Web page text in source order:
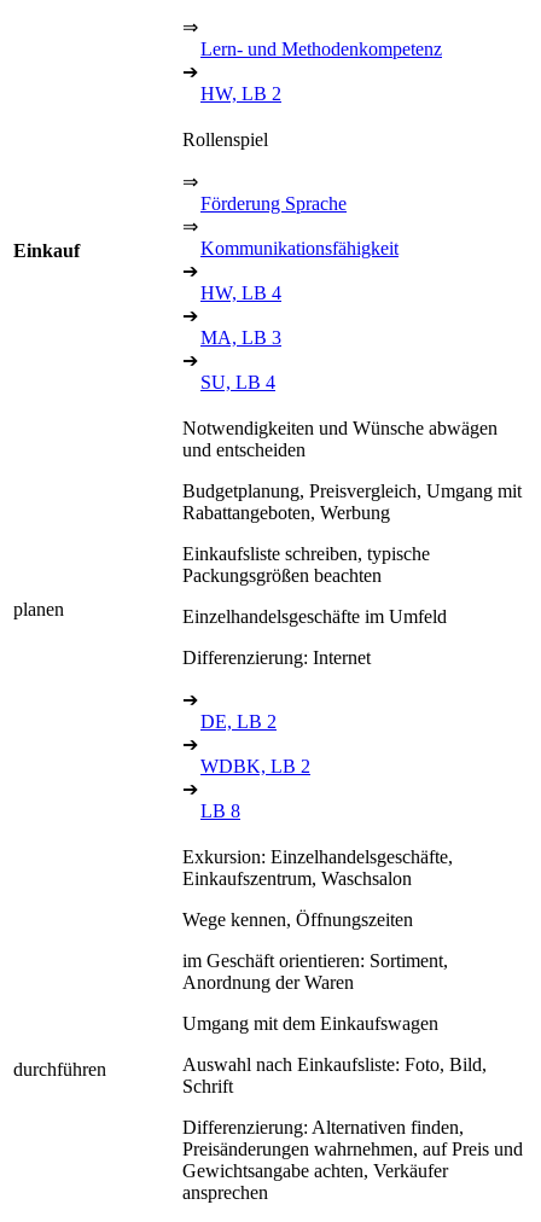
⇒
Lern- und Methodenkompetenz
➔
HW, LB 2
Einkauf
Rollenspiel
⇒
Förderung Sprache
⇒
Kommunikationsfähigkeit
➔
HW, LB 4
➔
MA, LB 3
➔
SU, LB 4
planen
Notwendigkeiten und Wünsche abwägen
und entscheiden
Budgetplanung, Preisvergleich, Umgang mit
Rabattangeboten, Werbung
Einkaufsliste schreiben, typische
Packungsgrößen beachten
Einzelhandelsgeschäfte im Umfeld
Differenzierung: Internet
➔
DE, LB 2
➔
WDBK, LB 2
➔
LB 8
durchführen
Exkursion: Einzelhandelsgeschäfte,
Einkaufszentrum, Waschsalon
Wege kennen, Öffnungszeiten
im Geschäft orientieren: Sortiment,
Anordnung der Waren
Umgang mit dem Einkaufswagen
Auswahl nach Einkaufsliste: Foto, Bild,
Schrift
Differenzierung: Alternativen finden,
Preisänderungen wahrnehmen, auf Preis und
Gewichtsangabe achten, Verkäufer
ansprechen